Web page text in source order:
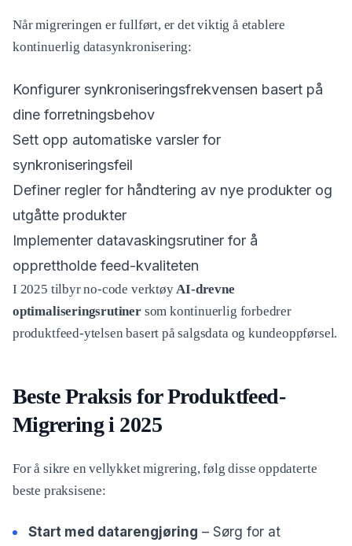
Når migreringen er fullført, er det viktig å etablere
kontinuerlig datasynkronisering:
Konfigurer synkroniseringsfrekvensen basert på
dine forretningsbehov
Sett opp automatiske varsler for
synkroniseringsfeil
Definer regler for håndtering av nye produkter og
utgåtte produkter
Implementer datavaskingsrutiner for å
opprettholde feed-kvaliteten
I 2025 tilbyr no-code verktøyAI-drevne
optimaliseringsrutinersom kontinuerlig forbedrer
produktfeed-ytelsen basert på salgsdata og kundeoppførsel.
Beste Praksis for Produktfeed-
Migrering i 2025
For å sikre en vellykket migrering, følg disse oppdaterte
beste praksisene:
Start med datarengjøring – Sørg for at